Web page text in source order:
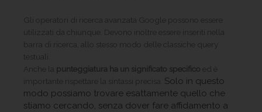
Gli operatori di ricerca avanzata Google possono essere
utilizzati da chiunque. Devono inoltre essere inseriti nella
barra di ricerca, allo stesso modo delle classiche query
testuali.
Anche la punteggiatura ha un significato specifico ed è
importante rispettare la sintassi precisa. Solo in questo
modo possiamo trovare esattamente quello che
stiamo cercando, senza dover fare affidamento a